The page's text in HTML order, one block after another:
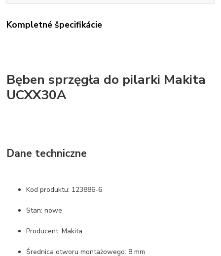
Kompletné špecifikácie
Bęben sprzęgła do pilarki Makita
UCXX30A
Dane techniczne
Kod produktu: 123886-6
Stan: nowe
Producent: Makita
Średnica otworu montażowego: 8 mm